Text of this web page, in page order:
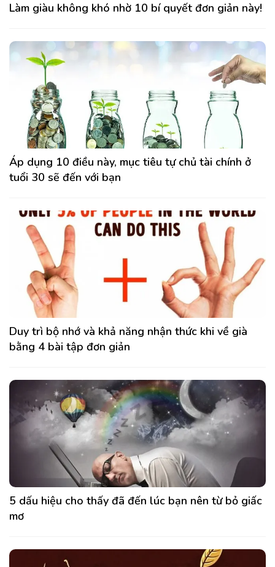
Làm giàu không khó nhờ 10 bí quyết đơn giản này!
Áp dụng 10 điều này, mục tiêu tự chủ tài chính ở
tuổi 30 sẽ đến với bạn
Duy trì bộ nhớ và khả năng nhận thức khi về già
bằng 4 bài tập đơn giản
5 dấu hiệu cho thấy đã đến lúc bạn nên từ bỏ giấc
mơ